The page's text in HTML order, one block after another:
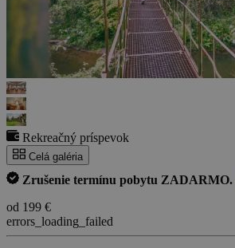
Rekreačný príspevok
Celá galéria
Zrušenie termínu pobytu ZADARMO.
od 199 €
errors_loading_failed